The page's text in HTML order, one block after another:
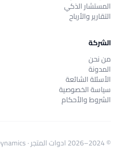
المستشار الذكي
التقارير والأرباح
الشركة
من نحن
المدونة
الأسئلة الشائعة
سياسة الخصوصية
الشروط والأحكام
© 2024–2026 ادوات المتجر·